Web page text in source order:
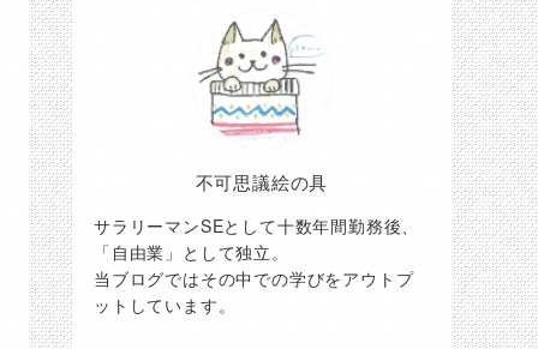
不可思議絵の具
サラリーマンSEとして十数年間勤務後、
「自由業」として独立。
当ブログではその中での学びをアウトプ
ットしています。